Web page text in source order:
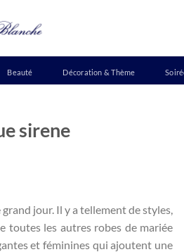
Beauté Décoration & Thème
sirene
jour. Il y a tellement de styles,
toutes les autres robes de mariée
et féminines qui ajoutent une